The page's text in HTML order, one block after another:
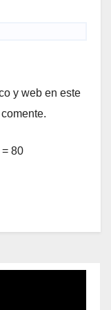
y web en este
= 80